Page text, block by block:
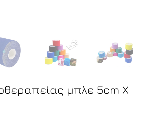
μπλε 5cm X